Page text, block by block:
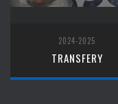
2024-2025
TRANSFERY